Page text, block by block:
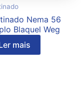
Nema 56
Blaquel Weg
mais